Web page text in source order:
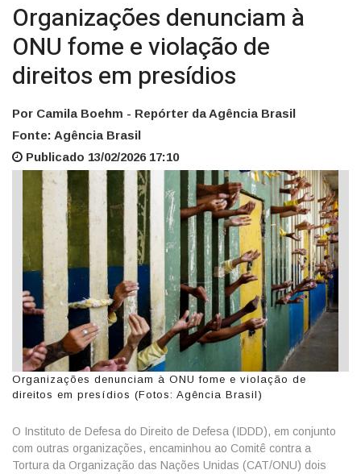
Organizações denunciam à
ONU fome e violação de
direitos em presídios
Por Camila Boehm - Repórter da Agência Brasil
Fonte: Agência Brasil
Publicado 13/02/2026 17:10
Organizações denunciam à ONU fome e violação de
direitos em presídios (Fotos: Agência Brasil)
O Instituto de Defesa do Direito de Defesa (IDDD), em conjunto
com outras organizações, encaminhou ao Comitê contra a
Tortura da Organização das Nações Unidas (CAT/ONU) dois